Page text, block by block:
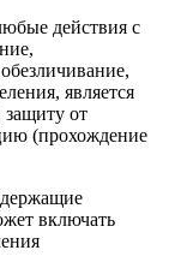
действия с
является
защиту от
(прохождение
включать